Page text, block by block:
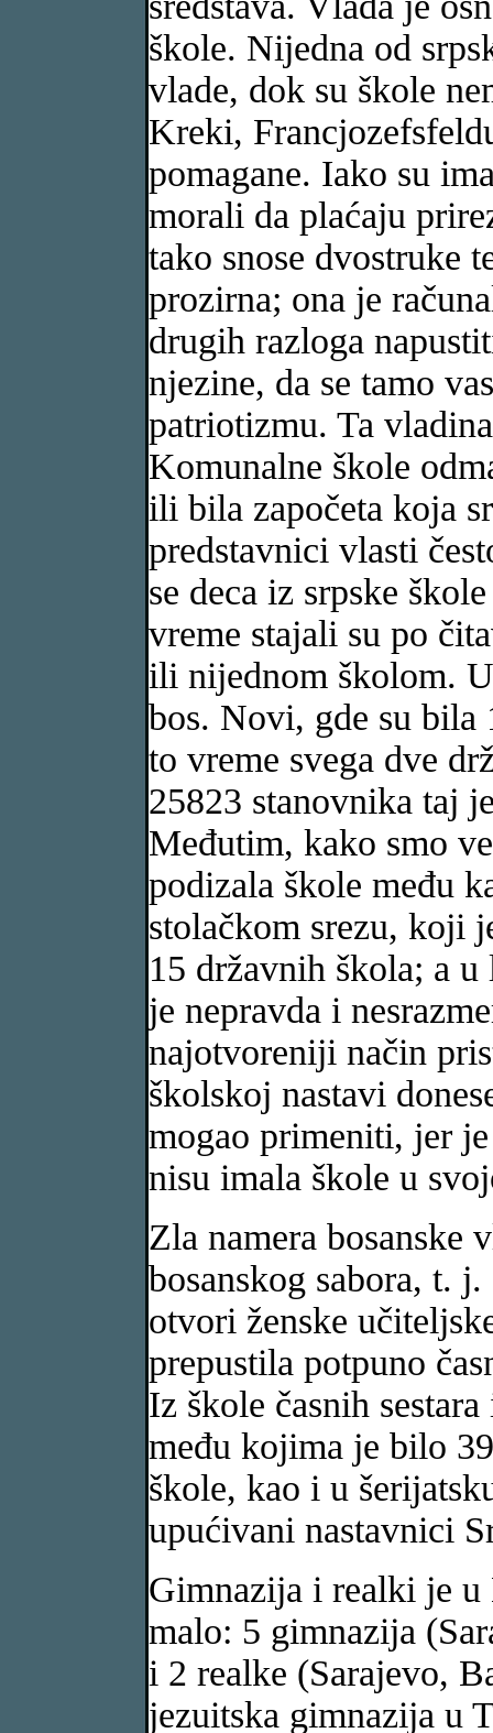
škole. Nijedna od
vlade, dok su škole
Kreki,
pomagane. Iako su
morali da plaćaju
tako snose dvostruke
prozirna; ona je
drugih razloga
njezine, da se tamo
patriotizmu. Ta
Komunalne škole
ili bila započeta koja
predstavnici vlasti
se deca iz srpske
vreme stajali su po
ili nijednom školom.
bos. Novi, gde su bila
to vreme svega dve
25823 stanovnika taj
Međutim, kako smo
podizala škole među
stolačkom srezu, koji
15 državnih škola; a
je nepravda i
najotvoreniji način
školskoj nastavi
mogao primeniti, jer
nisu imala škole u
Zla namera bosanske
bosanskog sabora, t.
otvori ženske
prepustila potpuno
Iz škole časnih
među kojima je bilo
škole, kao i u
upućivani nastavnici
Gimnazija i realki je u
malo: 5 gimnazija
i 2 realke (Sarajevo,
jezuitska gimnazija u